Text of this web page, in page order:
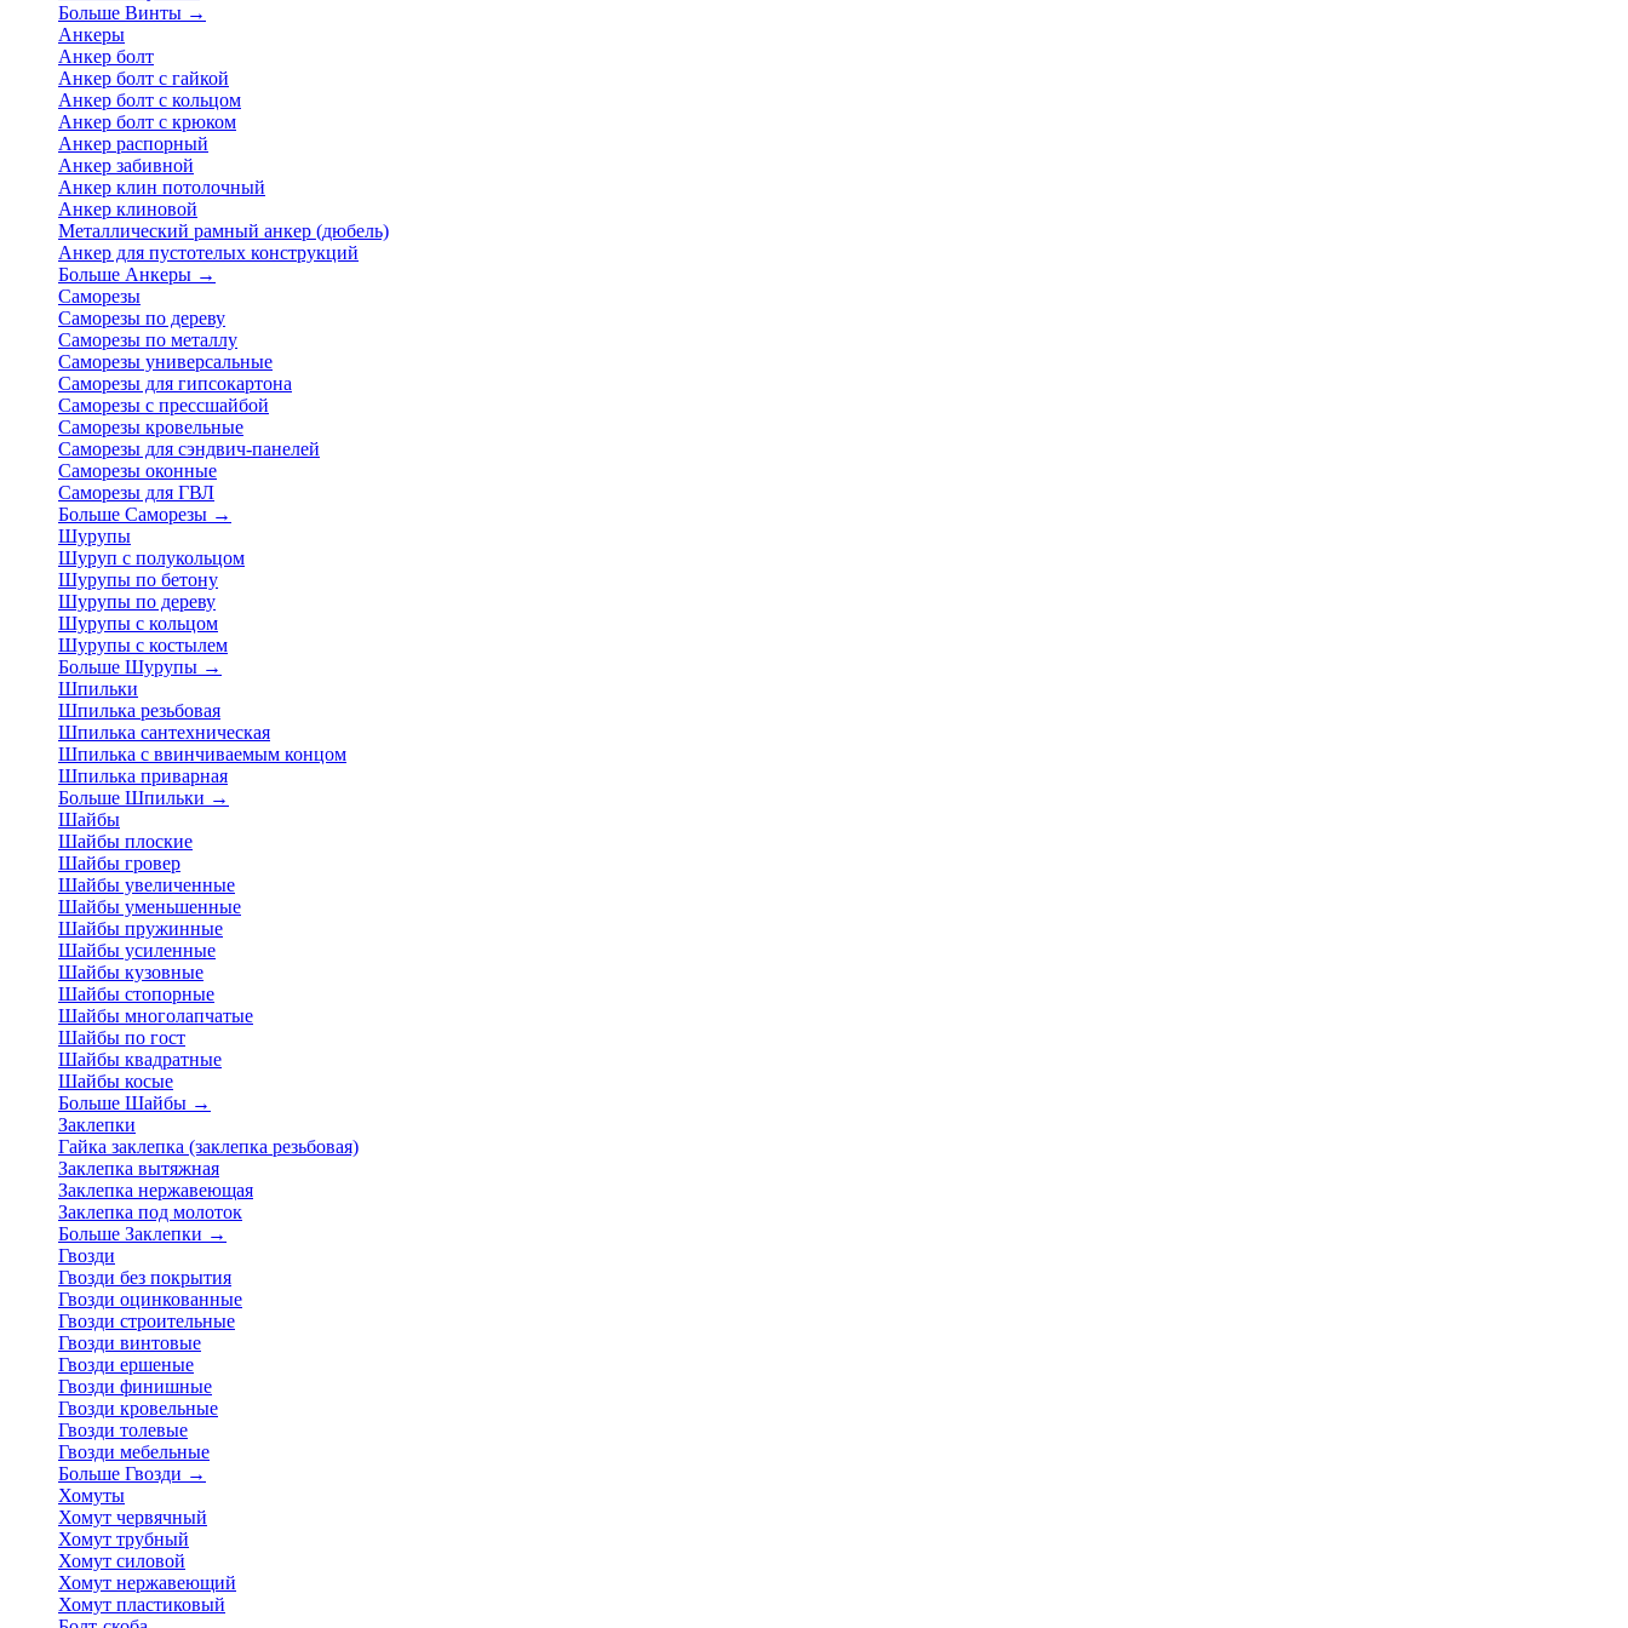
Больше Винты →
Анкеры
Анкер болт
Анкер болт с гайкой
Анкер болт с кольцом
Анкер болт с крюком
Анкер распорный
Анкер забивной
Анкер клин потолочный
Анкер клиновой
Металлический рамный анкер (дюбель)
Анкер для пустотелых конструкций
Больше Анкеры →
Саморезы
Саморезы по дереву
Саморезы по металлу
Саморезы универсальные
Саморезы для гипсокартона
Саморезы с прессшайбой
Саморезы кровельные
Саморезы для сэндвич-панелей
Саморезы оконные
Саморезы для ГВЛ
Больше Саморезы →
Шурупы
Шуруп с полукольцом
Шурупы по бетону
Шурупы по дереву
Шурупы с кольцом
Шурупы с костылем
Больше Шурупы →
Шпильки
Шпилька резьбовая
Шпилька сантехническая
Шпилька с ввинчиваемым концом
Шпилька приварная
Больше Шпильки →
Шайбы
Шайбы плоские
Шайбы гровер
Шайбы увеличенные
Шайбы уменьшенные
Шайбы пружинные
Шайбы усиленные
Шайбы кузовные
Шайбы стопорные
Шайбы многолапчатые
Шайбы по гост
Шайбы квадратные
Шайбы косые
Больше Шайбы →
Заклепки
Гайка заклепка (заклепка резьбовая)
Заклепка вытяжная
Заклепка нержавеющая
Заклепка под молоток
Больше Заклепки →
Гвозди
Гвозди без покрытия
Гвозди оцинкованные
Гвозди строительные
Гвозди винтовые
Гвозди ершеные
Гвозди финишные
Гвозди кровельные
Гвозди толевые
Гвозди мебельные
Больше Гвозди →
Хомуты
Хомут червячный
Хомут трубный
Хомут силовой
Хомут нержавеющий
Хомут пластиковый